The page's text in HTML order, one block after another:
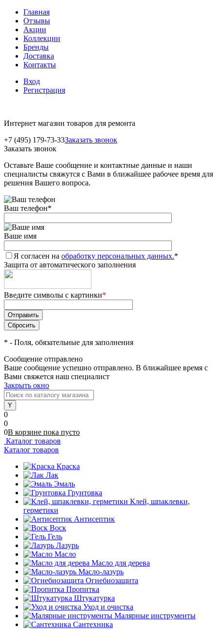
Главная
Отзывы
Акции
Коллекции
Бренды
Доставка
Контакты
Вход
Регистрация
Интернет магазин товаров для ремонта
+7 (495) 179-73-33Заказать звонок
Заказать звонок
Оставьте Ваше сообщение и контактные данные и наши
специалисты свяжутся с Вами в ближайшее рабочее время для
решения Вашего вопроса.
Ваш телефон*
Ваше имя
Я согласен на обработку персональных данных.*
Защита от автоматического заполнения
Введите символы с картинки*
* - Поля, обязательные для заполнения
Сообщение отправлено
Ваше сообщение успешно отправлено. В ближайшее время с
Вами свяжется наш специалист
Закрыть окно
0
0
0В корзине пока пусто
Каталог товаров
Каталог товаров
Краска
Лак
Эмаль
Грунтовка
Клей, шпаклевки,
герметики
Антисептик
Воск
Гель
Лазурь
Масло
Масло для дерева
Масло-лазурь
Огнебиозащита
Пропитка
Штукатурка
Уход и очистка
Малярные инструменты
Сантехника